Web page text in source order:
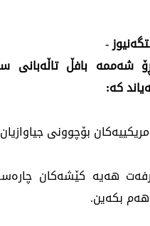
-
شه‌ممه‌ بافڵ‌ تاڵه‌بانی‌
كه‌:
بۆچوونی‌
هه‌یه‌ كێشه‌كان
بكه‌ین.